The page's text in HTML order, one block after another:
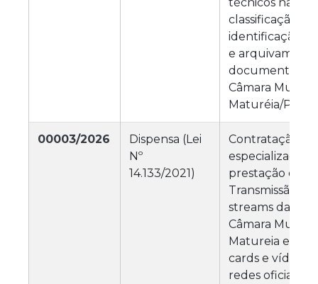
classificação,
identificação,
e
documentos
Câmara
Maturéia/PB.
00003/2026
Dispensa (Lei
Nº
14.133/2021)
Contratação
especializada
prestação de
Transmissão ao
streams das
Câmara
Matureia e
cards e vídeos
redes oficiais